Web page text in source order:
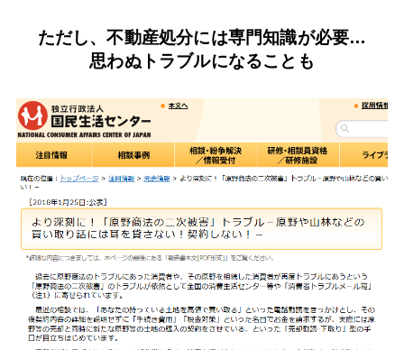
ただし、不動産処分には専門知識が必要…
思わぬトラブルになることも